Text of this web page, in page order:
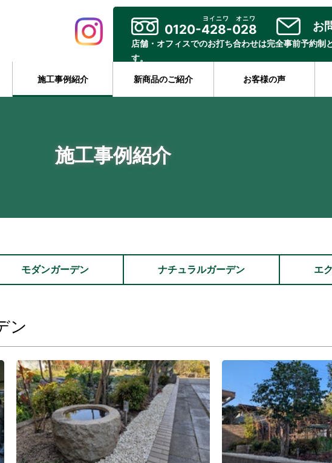
ヨイニワ オニワ
0120-428-028 お
店舗・オフィスでのお打ち合わせは完全事前予約制
す。
施工事例紹介 新商品のご紹介 お客様の声
施工事例紹介
モダンガーデン ナチュラルガーデン エ
ン